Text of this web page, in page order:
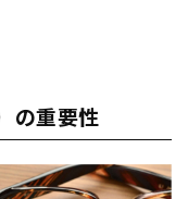
の重要性